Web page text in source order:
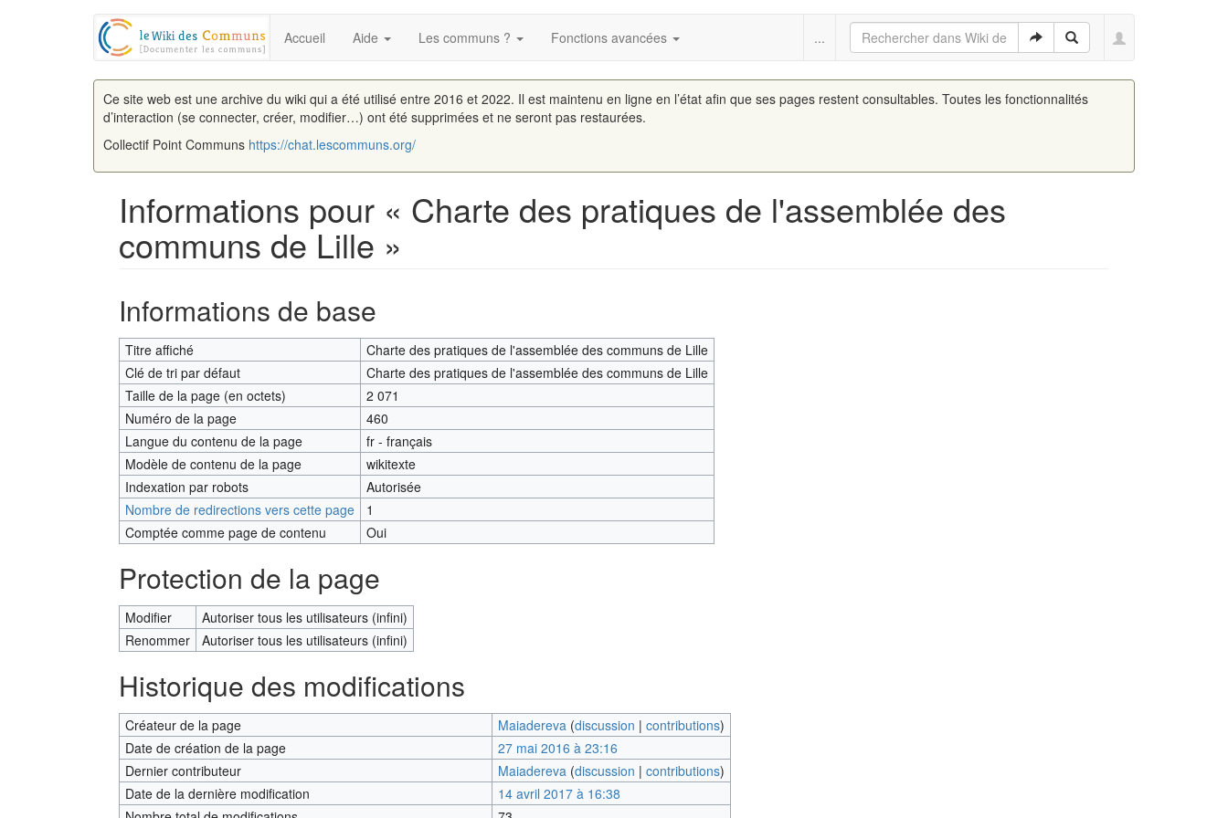
Accueil Aide Les communs ? Fonctions avancées ...
Ce site web est une archive du wiki qui a été utilisé entre 2016 et 2022. Il est maintenu en ligne en l’état afin que ses pages restent consultables. Toutes les fonctionnalités
d’interaction (se connecter, créer, modifier…) ont été supprimées et ne seront pas restaurées.
Collectif Point Communs https://chat.lescommuns.org/
Informations pour « Charte des pratiques de l'assemblée des
communs de Lille »
Informations de base
Titre affiché
Charte des pratiques de l'assemblée des communs de Lille
Clé de tri par défaut
Charte des pratiques de l'assemblée des communs de Lille
Taille de la page (en octets)
2 071
Numéro de la page
460
Langue du contenu de la page
fr - français
Modèle de contenu de la page
wikitexte
Indexation par robots
Autorisée
Nombre de redirections vers cette page
1
Comptée comme page de contenu
Oui
Protection de la page
Modifier
Autoriser tous les utilisateurs (infini)
Renommer
Autoriser tous les utilisateurs (infini)
Historique des modifications
Créateur de la page Maiadereva (discussion | contributions)
Date de création de la page
27 mai 2016 à 23:16
Dernier contributeur
Maiadereva (discussion | contributions)
Date de la dernière modification
14 avril 2017 à 16:38